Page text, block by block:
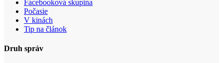
Facebooková skupina
Počasie
V kinách
Tip na článok
Druh správ